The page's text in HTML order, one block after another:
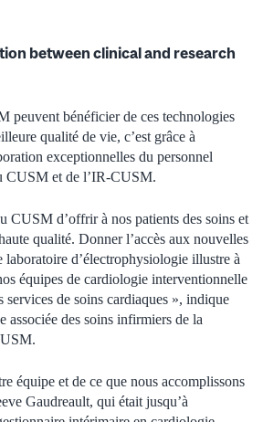
between clinical and research
peuvent bénéficier de ces technologies
qualité de vie, c’est grâce à
exceptionnelles du personnel
CUSM et de l’IR-CUSM.
CUSM d’offrir à nos patients des soins et
qualité. Donner l’accès aux nouvelles
laboratoire d’électrophysiologie illustre à
équipes de cardiologie interventionnelle
services de soins cardiaques », indique
des soins infirmiers de la
équipe et de ce que nous accomplissons
Gaudreault, qui était jusqu’à